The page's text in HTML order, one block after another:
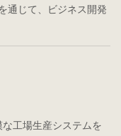
通じて、ビジネス開発
工場生産システムを